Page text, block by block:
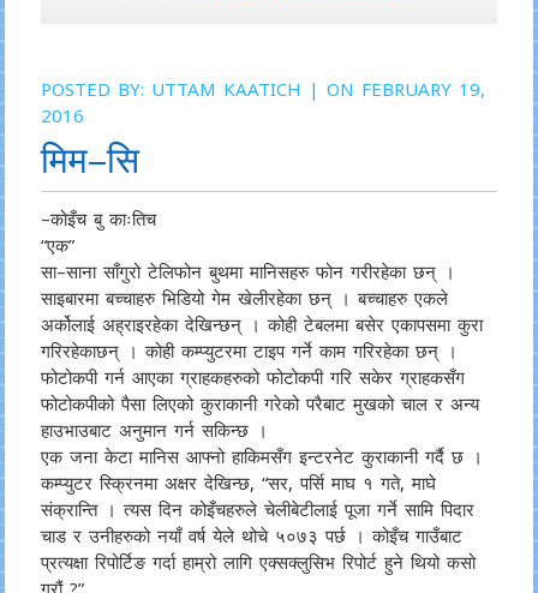
POSTED BY: UTTAM KAATICH | ON FEBRUARY 19,
2016
मिम–सि
–कोइँच बु काःतिच
“एक”
सा–साना साँगुरो टेलिफोन बुथमा मानिसहरु फोन गरीरहेका छन् ।
साइबारमा बच्चाहरु भिडियो गेम खेलीरहेका छन् । बच्चाहरु एकले
अर्कोलाई अह्राइरहेका देखिन्छन् । कोही टेबलमा बसेर एकापसमा कुरा
गरिरहेकाछन् । कोही कम्प्युटरमा टाइप गर्ने काम गरिरहेका छन् ।
फोटोकपी गर्न आएका ग्राहकहरुको फोटोकपी गरि सकेर ग्राहकसँग
फोटोकपीको पैसा लिएको कुराकानी गरेको परैबाट मुखको चाल र अन्य
हाउभाउबाट अनुमान गर्न सकिन्छ ।
एक जना केटा मानिस आफ्नो हाकिमसँग इन्टरनेट कुराकानी गर्दै छ ।
कम्प्युटर स्क्रिनमा अक्षर देखिन्छ, “सर, पर्सि माघ १ गते, माघे
संक्रान्ति । त्यस दिन कोइँचहरुले चेलीबेटीलाई पूजा गर्ने सामि पिदार
चाड र उनीहरुको नयाँ वर्ष येले थोचे ५०७३ पर्छ । कोइँच गाउँबाट
प्रत्यक्षा रिपोर्टिङ गर्दा हाम्रो लागि एक्सक्लुसिभ रिपोर्ट हुने थियो कसो
गरौं ?”